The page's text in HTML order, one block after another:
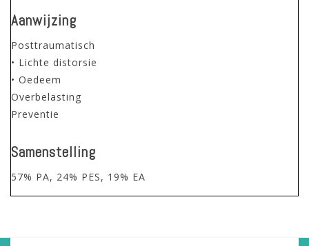
Aanwijzing
Posttraumatisch
• Lichte distorsie
• Oedeem
Overbelasting
Preventie
Samenstelling
57% PA, 24% PES, 19% EA